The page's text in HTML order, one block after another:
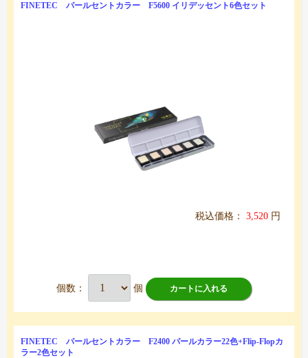
FINETEC パールセントカラー F5600 イリデッセント6色セット
税込価格： 3,520 円
個数： 個 カートに入れる
FINETEC パールセントカラー F2400 パールカラー22色+Flip-Flopカ
ラー2色セット